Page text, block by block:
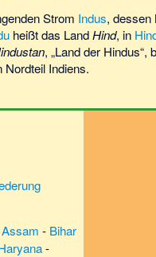
Strom Indus, dessen
heißt das LandHind, in
, „Land der Hindus“,
Nordteil Indiens.
Assam - Bihar
-